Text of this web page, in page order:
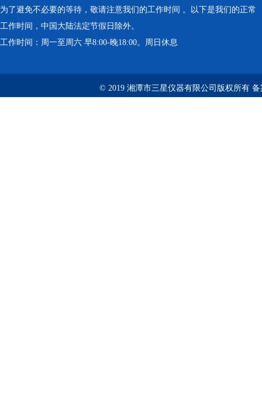
为了避免不必要的等待，敬请注意我们的工作时间 。以下是我们的正常
工作时间，中国大陆法定节假日除外。
工作时间：周一至周六 早8:00-晚18:00。周日休息
© 2019 湘潭市三星仪器有限公司版权所有 备